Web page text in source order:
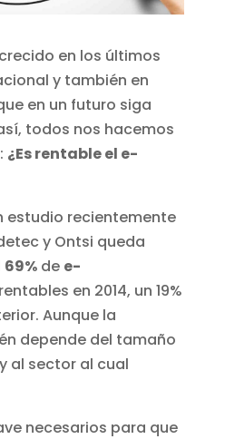
en los últimos
y también en
en un futuro siga
todos nos hacemos
¿Es rentable el e-
estudio recientemente
y Ontsi queda
69%de e-
en 2014, un 19%
Aunque la
depende del tamaño
al sector al cual
necesarios para que